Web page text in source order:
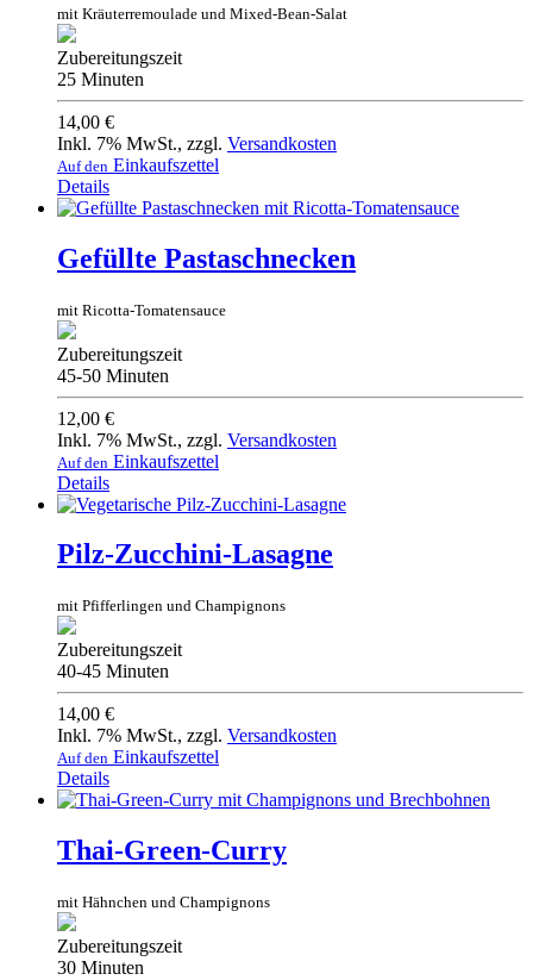
mit Kräuterremoulade und Mixed-Bean-Salat
Zubereitungszeit
25 Minuten
14,00 €
Inkl. 7% MwSt., zzgl. Versandkosten
Auf den Einkaufszettel
Details
Gefüllte Pastaschnecken
mit Ricotta-Tomatensauce
Zubereitungszeit
45-50 Minuten
12,00 €
Inkl. 7% MwSt., zzgl. Versandkosten
Auf den Einkaufszettel
Details
Pilz-Zucchini-Lasagne
mit Pfifferlingen und Champignons
Zubereitungszeit
40-45 Minuten
14,00 €
Inkl. 7% MwSt., zzgl. Versandkosten
Auf den Einkaufszettel
Details
Thai-Green-Curry
mit Hähnchen und Champignons
Zubereitungszeit
30 Minuten